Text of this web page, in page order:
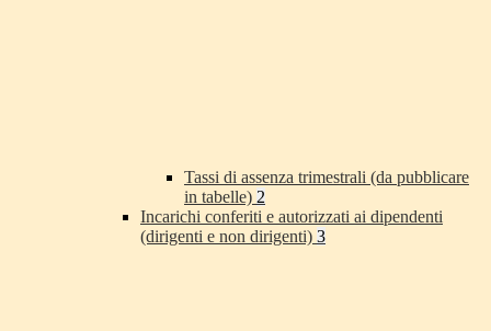
Tassi di assenza trimestrali (da pubblicare
in tabelle) 2
Incarichi conferiti e autorizzati ai dipendenti
(dirigenti e non dirigenti) 3